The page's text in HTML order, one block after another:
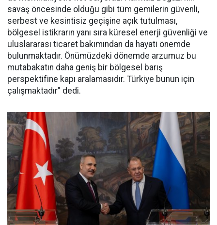
savaş öncesinde olduğu gibi tüm gemilerin güvenli,
serbest ve kesintisiz geçişine açık tutulması,
bölgesel istikrarın yanı sıra küresel enerji güvenliği ve
uluslararası ticaret bakımından da hayati önemde
bulunmaktadır. Önümüzdeki dönemde arzumuz bu
mutabakatın daha geniş bir bölgesel barış
perspektifine kapı aralamasıdır. Türkiye bunun için
çalışmaktadır" dedi.